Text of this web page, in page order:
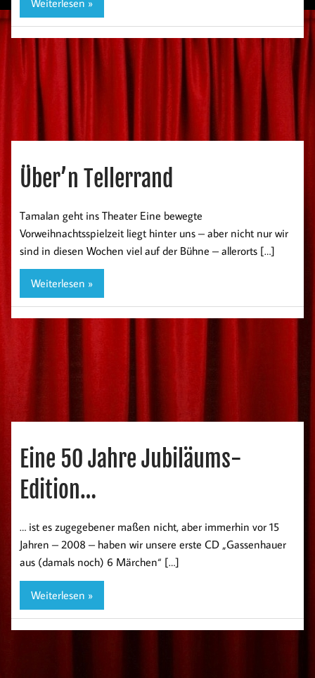
Über’n Tellerrand
Tamalan geht ins Theater Eine bewegte
Vorweihnachtsspielzeit liegt hinter uns – aber nicht nur wir
sind in diesen Wochen viel auf der Bühne – allerorts […]
Weiterlesen »
Eine 50 Jahre Jubiläums-
Edition…
… ist es zugegebener maßen nicht, aber immerhin vor 15
Jahren – 2008 – haben wir unsere erste CD „Gassenhauer
aus (damals noch) 6 Märchen“ […]
Weiterlesen »